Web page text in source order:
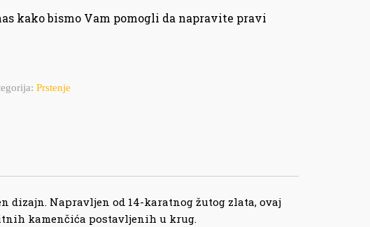
kako bismo Vam pomogli da napravite pravi
Prstenje
dizajn. Napravljen od 14-karatnog žutog zlata, ovaj
kamenčića postavljenih u krug.